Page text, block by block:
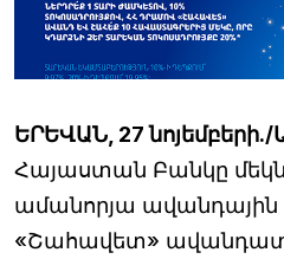
ԵՐԵՎԱՆ, 27
Հայաստան Բանկը
ամանորյա
«Շահավետ»